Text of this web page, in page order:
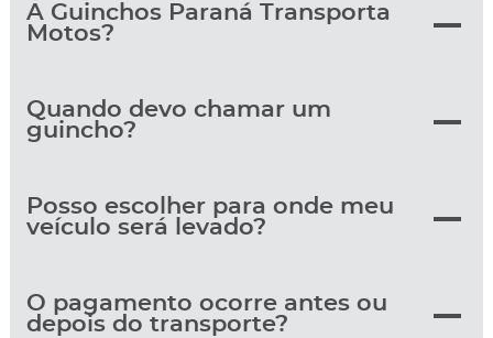
A Guinchos Paraná Transporta
Motos?
Quando devo chamar um
guincho?
Posso escolher para onde meu
veículo será levado?
O pagamento ocorre antes ou
depois do transporte?